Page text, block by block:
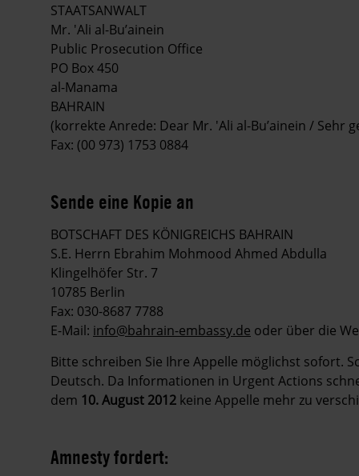
STAATSANWALT
Mr. 'Ali al-Bu’ainein
Public Prosecution Office
PO Box 450
al-Manama
BAHRAIN
(korrekte Anrede: Dear Mr. 'Ali al-Bu’ainein / Sehr
Fax: (00 973) 1753 0884
Sende eine Kopie an
BOTSCHAFT DES KÖNIGREICHS BAHRAIN
S.E. Herrn Ebrahim Mohmood Ahmed Abdulla
Klingelhöfer Str. 7
10785 Berlin
Fax: 030-8687 7788
E-Mail: info@bahrain-embassy.de oder über die
Bitte schreiben Sie Ihre Appelle möglichst sofort.
Deutsch. Da Informationen in Urgent Actions
dem 10. August 2012 keine Appelle mehr zu
Amnesty fordert: